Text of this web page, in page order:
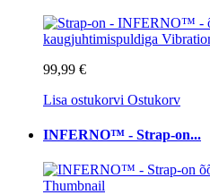
99,99 €
Lisa ostukorvi Ostukorv
INFERNO™ - Strap-on...